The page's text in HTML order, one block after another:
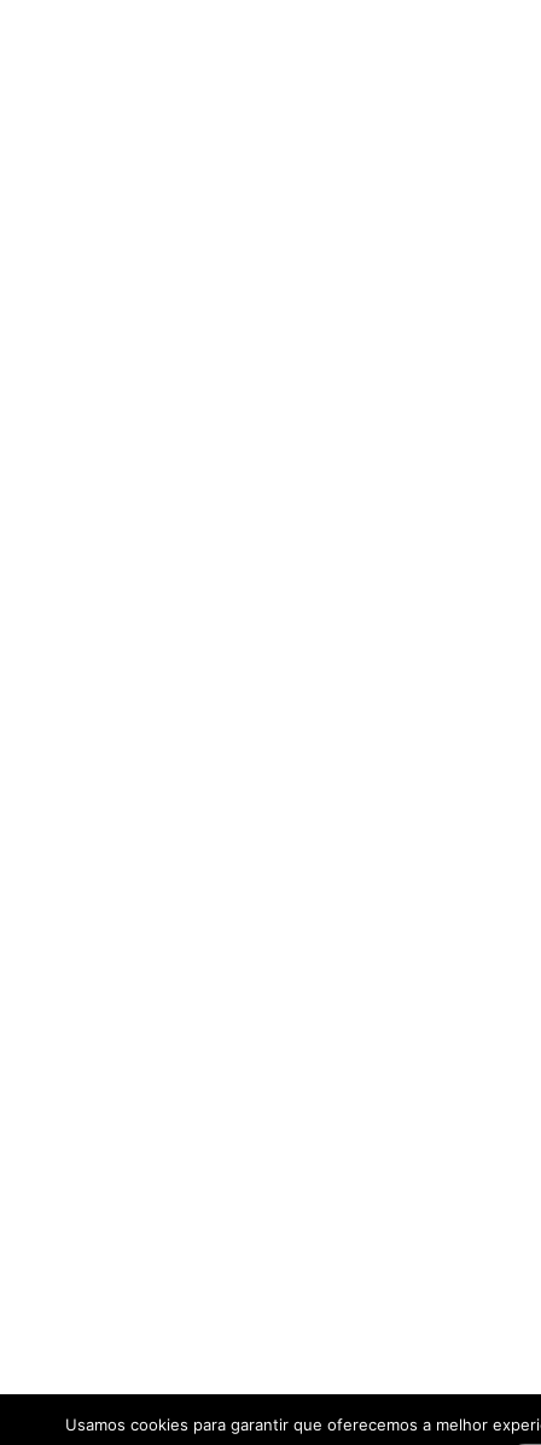
Usamos cookies para garantir que oferecemos a melhor